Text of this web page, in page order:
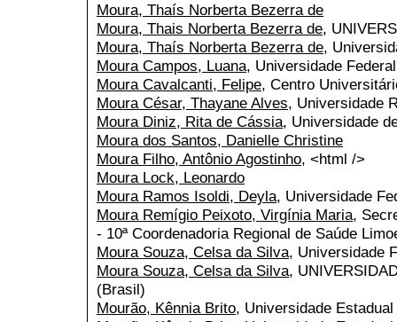
Moura, Thaís Norberta Bezerra de
Moura, Thais Norberta Bezerra de,
Moura, Thaís Norberta Bezerra de,
Moura Campos, Luana, Universidade
Moura Cavalcanti, Felipe, Centro
Moura César, Thayane Alves, Universidade
Moura Diniz, Rita de Cássia, Universidade
Moura dos Santos, Danielle Christine
Moura Filho, Antônio Agostinho, <html />
Moura Lock, Leonardo
Moura Ramos Isoldi, Deyla, Universidade
Moura Remígio Peixoto, Virgínia Maria,
- 10ª Coordenadoria Regional de Saúde
Moura Souza, Celsa da Silva, Universidade
Moura Souza, Celsa da Silva,
(Brasil)
Mourão, Kênnia Brito, Universidade